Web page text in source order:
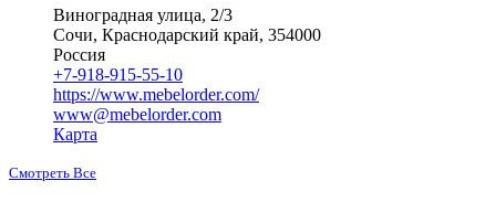
Виноградная улица, 2/3
Сочи, Краснодарский край, 354000
Россия
+7-918-915-55-10
https://www.mebelorder.com/
www@mebelorder.com
Карта
Смотреть Все